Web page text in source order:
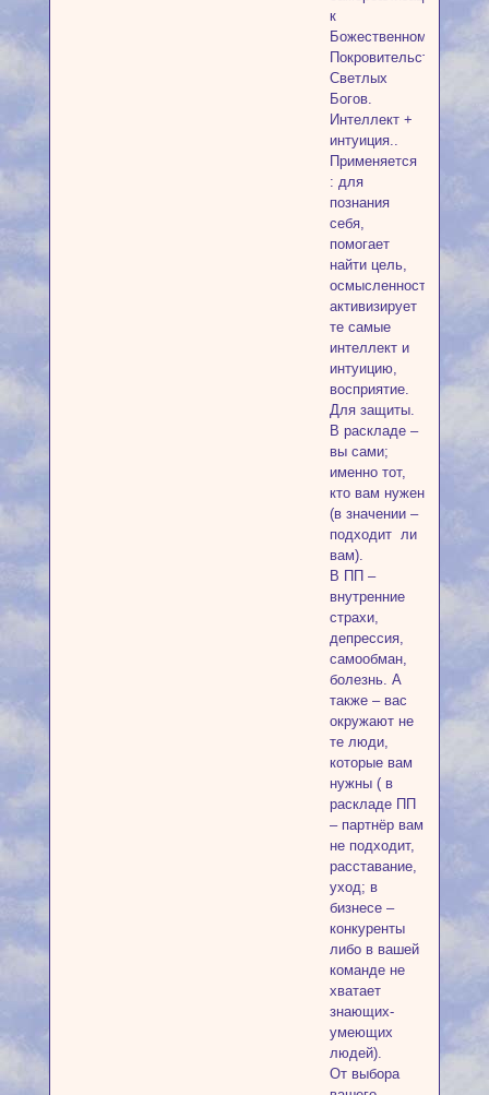
к
Божественному.
Покровительство
Светлых
Богов.
Интеллект +
интуиция..
Применяется
: для
познания
себя,
помогает
найти цель,
осмысленность,
активизирует
те самые
интеллект и
интуицию,
восприятие.
Для защиты.
В раскладе –
вы сами;
именно тот,
кто вам нужен
(в значении –
подходит ли
вам).
В ПП –
внутренние
страхи,
депрессия,
самообман,
болезнь. А
также – вас
окружают не
те люди,
которые вам
нужны ( в
раскладе ПП
– партнёр вам
не подходит,
расставание,
уход; в
бизнесе –
конкуренты
либо в вашей
команде не
хватает
знающих-
умеющих
людей).
От выбора